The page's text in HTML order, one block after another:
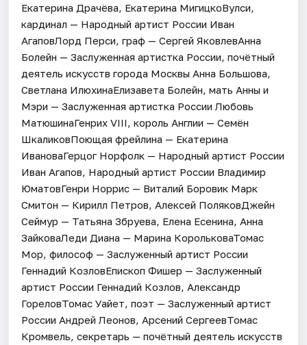
Екатерина Драчёва, Екатерина МигицкоВулси,
кардинал — Народный артист России Иван
АгаповЛорд Перси, граф — Сергей ЯковлевАнна
Болейн — Заслуженная артистка России, почётный
деятель искусств города Москвы Анна Большова,
Светлана ИлюхинаЕлизавета Болейн, мать Анны и
Мэри — Заслуженная артистка России Любовь
МатюшинаГенрих VIII, король Англии — Семён
ШкаликовПоющая фрейлина — Екатерина
ИвановаГерцог Норфолк — Народный артист России
Иван Агапов, Народный артист России Владимир
ЮматовГенри Норрис — Виталий Боровик Марк
Смитон — Кирилл Петров, Алексей ПоляковДжейн
Сеймур — Татьяна Збруева, Елена Есенина, Анна
ЗайковаЛеди Диана — Марина КорольковаТомас
Мор, философ — Заслуженный артист России
Геннадий КозловЕпископ Фишер — Заслуженный
артист России Геннадий Козлов, Александр
ГореловТомас Уайет, поэт — Заслуженный артист
России Андрей Леонов, Арсений СергеевТомас
Кромвель, секретарь — почётный деятель искусств